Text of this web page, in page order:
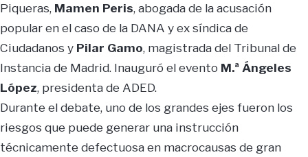
Piqueras, Mamen Peris, abogada de la acusación
popular en el caso de la DANA y ex síndica de
Ciudadanos y Pilar Gamo, magistrada del Tribunal de
Instancia de Madrid. Inauguró el evento M.ª Ángeles
López, presidenta de ADED.
Durante el debate, uno de los grandes ejes fueron los
riesgos que puede generar una instrucción
técnicamente defectuosa en macrocausas de gran